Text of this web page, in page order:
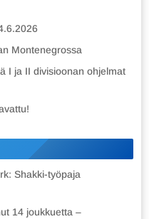
Montenegrossa
I ja II divisioonan ohjelmat
Shakki-työpaja
14 joukkuetta –